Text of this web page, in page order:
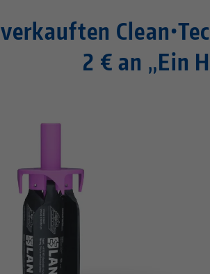
2 € an „Ein